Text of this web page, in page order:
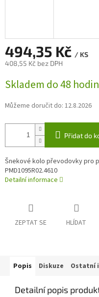
494,35 Kč / KS
408,55 Kč bez DPH
cena:
Skladem do 48 hodin
Můžeme doručit do: 12.8.2026
Přidat do
Šnekové kolo převodovky pro
PMD1095R02.4610
Detailní informace
ZEPTAT SE HLÍDAT
Popis Diskuze Ostatní
Detailní popis